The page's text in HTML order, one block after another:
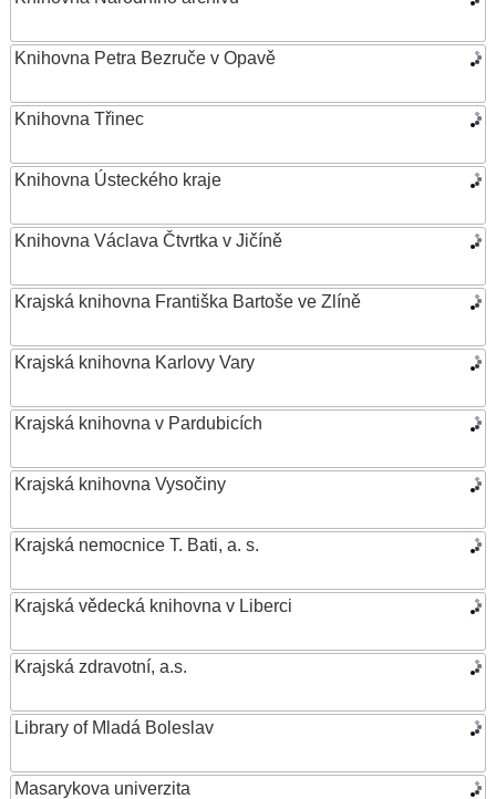
Knihovna Petra Bezruče v Opavě
Knihovna Třinec
Knihovna Ústeckého kraje
Knihovna Václava Čtvrtka v Jičíně
Krajská knihovna Františka Bartoše ve Zlíně
Krajská knihovna Karlovy Vary
Krajská knihovna v Pardubicích
Krajská knihovna Vysočiny
Krajská nemocnice T. Bati, a. s.
Krajská vědecká knihovna v Liberci
Krajská zdravotní, a.s.
Library of Mladá Boleslav
Masarykova univerzita